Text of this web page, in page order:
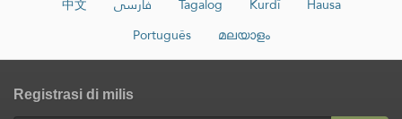
Português
മലയാളം
Registrasi di milis